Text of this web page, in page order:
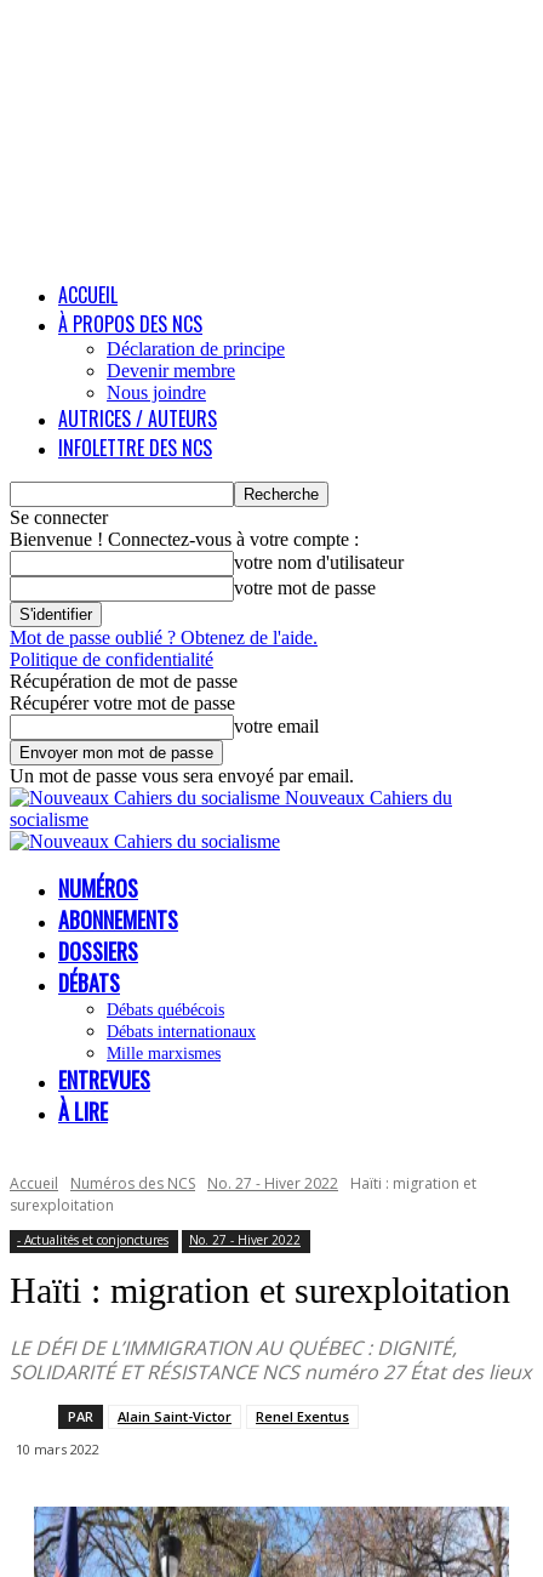
ACCUEIL
À PROPOS DES NCS
Déclaration de principe
Devenir membre
Nous joindre
AUTRICES / AUTEURS
INFOLETTRE DES NCS
Se connecter
Bienvenue ! Connectez-vous à votre compte :
votre nom d'utilisateur
votre mot de passe
Mot de passe oublié ? Obtenez de l'aide.
Politique de confidentialité
Récupération de mot de passe
Récupérer votre mot de passe
votre email
Un mot de passe vous sera envoyé par email.
Nouveaux Cahiers du
socialisme
NUMÉROS
ABONNEMENTS
DOSSIERS
DÉBATS
Débats québécois
Débats internationaux
Mille marxismes
ENTREVUES
À LIRE
Accueil Numéros des NCS No. 27 - Hiver 2022
Haïti : migration et
surexploitation
- Actualités et conjonctures No. 27 - Hiver 2022
Haïti : migration et surexploitation
LE DÉFI DE L’IMMIGRATION AU QUÉBEC : DIGNITÉ,
SOLIDARITÉ ET RÉSISTANCE NCS numéro 27 État des lieux
PAR Alain Saint-Victor
Renel Exentus
10 mars 2022